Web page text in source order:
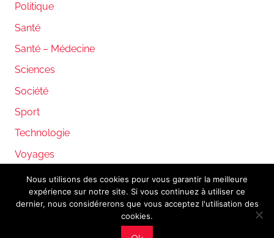
Politique
Santé
Santé – Médecine
Sciences
Société
Sport
Technologie
Voyages
WordPress Theme: Donovan by ThemeZee.
Nous utilisons des cookies pour vous garantir la meilleure
expérience sur notre site. Si vous continuez à utiliser ce
dernier, nous considérerons que vous acceptez l'utilisation des
cookies.